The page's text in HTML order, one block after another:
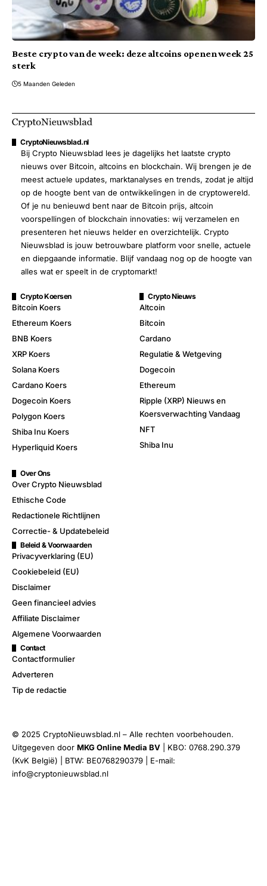
Beste crypto van de week: deze altcoins openen week 25
sterk
5 Maanden Geleden
CryptoNieuwsblad.nl
Bij Crypto Nieuwsblad lees je dagelijks het laatste crypto
nieuws over Bitcoin, altcoins en blockchain. Wij brengen je de
meest actuele updates, marktanalyses en trends, zodat je altijd
op de hoogte bent van de ontwikkelingen in de cryptowereld.
Of je nu benieuwd bent naar de Bitcoin prijs, altcoin
voorspellingen of blockchain innovaties: wij verzamelen en
presenteren het nieuws helder en overzichtelijk. Crypto
Nieuwsblad is jouw betrouwbare platform voor snelle, actuele
en diepgaande informatie. Blijf vandaag nog op de hoogte van
alles wat er speelt in de cryptomarkt!
Crypto Koersen
Bitcoin Koers
Ethereum Koers
BNB Koers
XRP Koers
Solana Koers
Cardano Koers
Dogecoin Koers
Polygon Koers
Shiba Inu Koers
Hyperliquid Koers
Crypto Nieuws
Altcoin
Bitcoin
Cardano
Regulatie & Wetgeving
Dogecoin
Ethereum
Ripple (XRP) Nieuws en
Koersverwachting Vandaag
NFT
Shiba Inu
Over Ons
Over Crypto Nieuwsblad
Ethische Code
Redactionele Richtlijnen
Correctie- & Updatebeleid
Beleid & Voorwaarden
Privacyverklaring (EU)
Cookiebeleid (EU)
Disclaimer
Geen financieel advies
Affiliate Disclaimer
Algemene Voorwaarden
Contact
Contactformulier
Adverteren
Tip de redactie
© 2025 CryptoNieuwsblad.nl – Alle rechten voorbehouden.
Uitgegeven door MKG Online Media BV | KBO: 0768.290.379
(KvK België) | BTW: BE0768290379 | E-mail:
info@cryptonieuwsblad.nl